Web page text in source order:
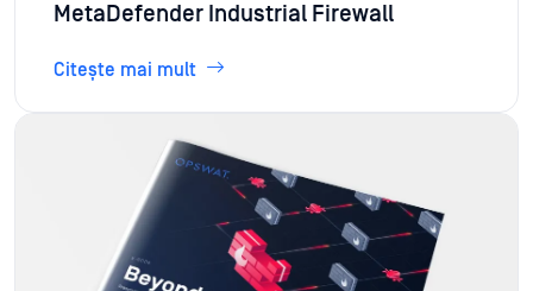
MetaDefender Industrial Firewall
Citește mai mult